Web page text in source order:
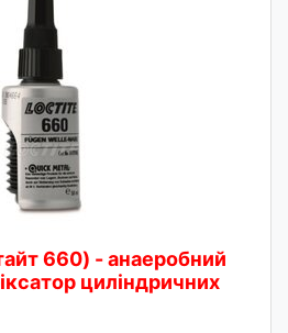
660) - анаеробний
циліндричних